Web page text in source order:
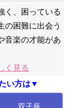
く、困っている
の困難に出会う
音楽の才能があ
く見る
い方は▼